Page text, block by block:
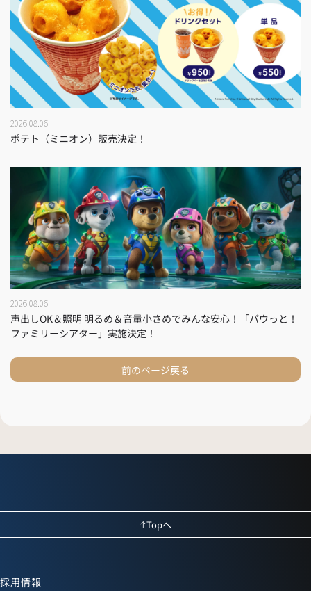
2026.08.06
ポテト（ミニオン）販売決定！
2026.08.06
声出しOK＆照明 明るめ＆音量小さめでみんな安心！「パウっと！
ファミリーシアター」実施決定！
前のページ戻る
Topへ
採用情報